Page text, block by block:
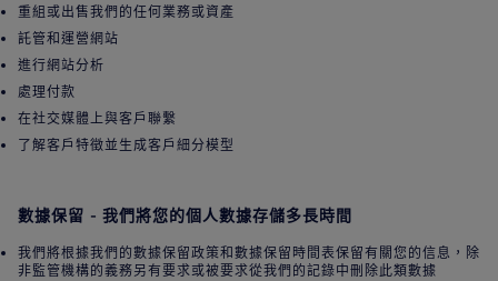
重組或出售我們的任何業務或資產
託管和運營網站
進行網站分析
處理付款
在社交媒體上與客戶聯繫
了解客戶特徵並生成客戶細分模型
數據保留 - 我們將您的個人數據存儲多長時間
我們將根據我們的數據保留政策和數據保留時間表保留有關您的信息，除
非監管機構的義務另有要求或被要求從我們的記錄中刪除此類數據